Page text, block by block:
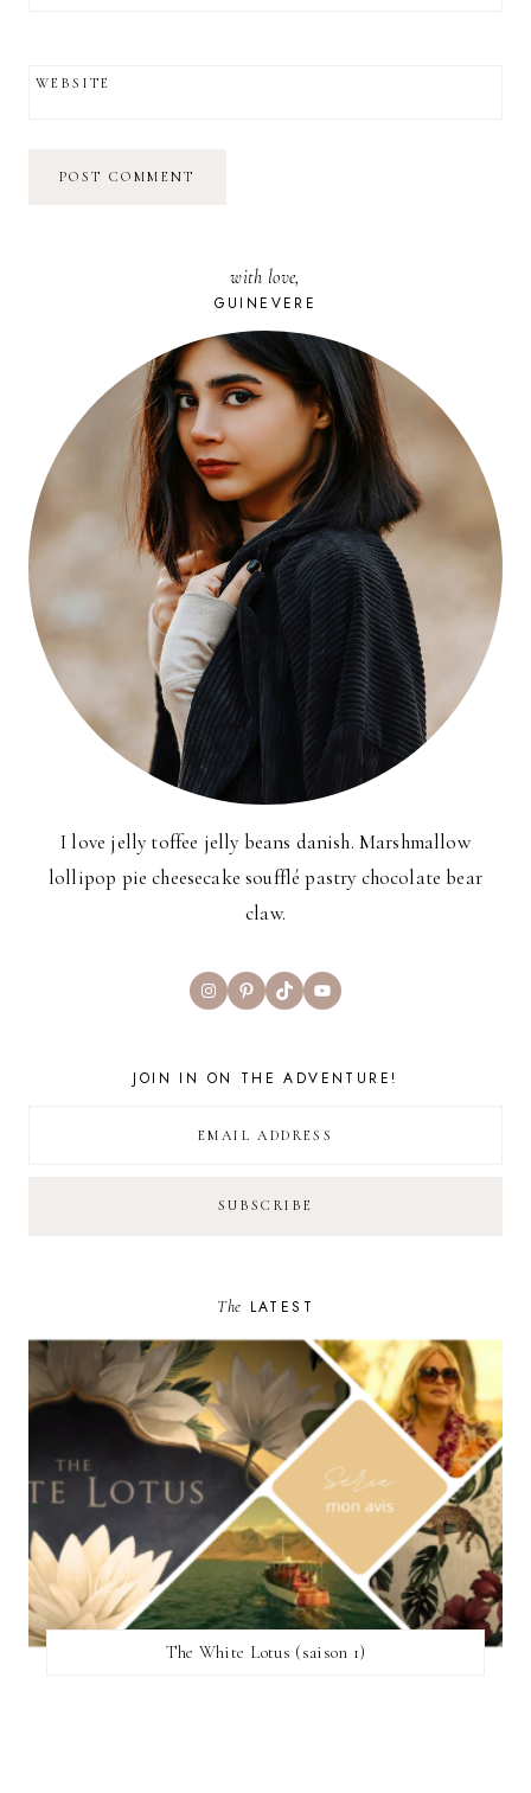
WEBSITE
with love,
GUINEVERE
I love jelly toffee jelly beans danish. Marshmallow
lollipop pie cheesecake soufflé pastry chocolate bear
claw.
InstagramPinterest
TikTokYouTube
JOIN IN ON THE ADVENTURE!
The LATEST
The White Lotus (saison 1)